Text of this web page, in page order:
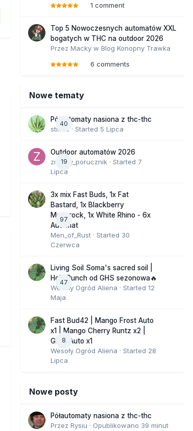
1 comment
Top 5 Nowoczesnych automatów XXL
bogatych w THC na outdoor 2026
Przez Macky w Blog Konopny Trawka
6 comments
Nowe tematy
40
Półautomaty nasiona z thc-thc
stix33 · Started 5 Lipca
19
Outdoor automatów 2026
zielony_porucznik · Started 7
Lipca
97
3x mix Fast Buds, 1x Fat
Bastard, 1x Blackberry
Moonrock, 1x White Rhino - 6x
Automat
Men_of_Rust · Started 30
Czerwca
47
Living Soil Soma's sacred soil |
Holy Punch od GHS sezonowa🔥
Wesoły Ogród Aliena · Started 12
Maja
8
Fast Bud42 | Mango Frost Auto
x1 | Mango Cherry Runtz x2 |
GMO Auto x1
Wesoły Ogród Aliena · Started 28
Lipca
Nowe posty
Półautomaty nasiona z thc-thc
Przez Rysiu · Opublikowano 39 minut